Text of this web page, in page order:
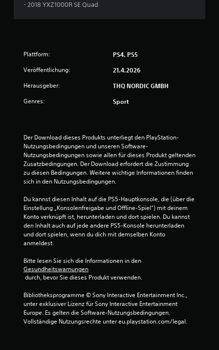
- 2018 YXZ1000R SE Quad
Plattform: PS4, PS5
Veröffentlichung: 21.4.2026
Herausgeber: THQ NORDIC GMBH
Genres: Sport
Der Download dieses Produkts unterliegt den PlayStation-
Nutzungsbedingungen und unseren Software-
Nutzungsbedingungen sowie allen für dieses Produkt geltenden
Zusatzbedingungen. Der Download erfordert die Zustimmung
zu diesen Bedingungen. Weitere wichtige Informationen finden
sich in den Nutzungsbedingungen.
Du kannst diesen Inhalt auf die PS5-Hauptkonsole, die (über die
Einstellung „Konsolenfreigabe und Offline-Spiel“) mit deinem
Konto verknüpft ist, herunterladen und dort spielen. Du kannst
den Inhalt auch auf jede andere PS5-Konsole herunterladen
und dort spielen, wenn du dich mit demselben Konto
anmeldest.
Bitte lesen Sie sich die Informationen in den
Gesundheitswarnungen
durch, bevor Sie dieses Produkt verwenden.
Bibliotheksprogramme © Sony Interactive Entertainment Inc.,
unter exklusiver Lizenz für Sony Interactive Entertainment
Europe. Es gelten die Software-Nutzungsbedingungen.
Vollständige Nutzungsrechte unter eu.playstation.com/legal.